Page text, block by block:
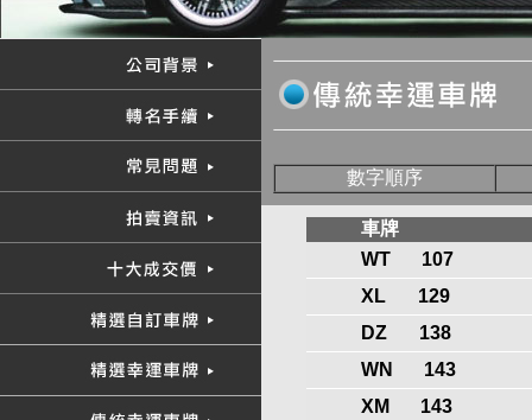
數字順序
車牌
WT
107
XL
129
DZ
138
WN
143
XM
143